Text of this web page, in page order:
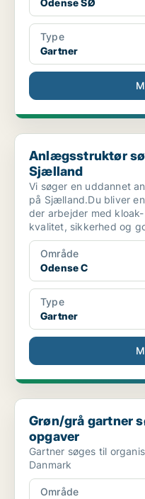
Odense SØ
Type
Gartner
Anlægsstruktør søges –
Anlægsstruktør
Sjælland
Vi søger en uddannet
på Sjælland.Du bliver
der arbejder med
kvalitet, sikkerhed og
Område
Odense C
Type
Gartner
Grøn/grå gartner søges til
Grøn/grå gartner
opgaver
Gartner søges til
Danmark
Område